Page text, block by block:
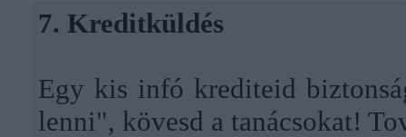
7. Kreditküldés
Egy kis infó krediteid
lenni", kövesd a tanácsokat!